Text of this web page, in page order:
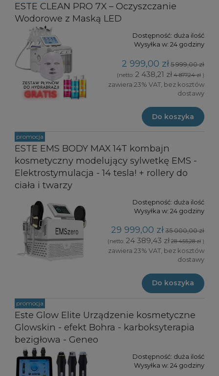
ESTE CLEAN PRO 7X – Oczyszczanie
Wodorowe z Maską LED
Dostępność: duża ilość
Wysyłka w: 24 godziny
2 999,00 zł5 999,00 zł
(netto: 2 438,21 zł 4 877,24 zł )
zawiera 23% VAT, bez kosztów
dostawy
Do koszyka
ESTE EMS BODY MAX 14T kombajn
kosmetyczny modelujący sylwetkę EMS -
Elektrostymulacja - 14 tesla! + rollery do
ciała i twarzy
Dostępność: duża ilość
Wysyłka w: 24 godziny
29 999,00 zł35 000,00 zł
(netto: 24 389,43 zł 28 455,28 zł )
zawiera 23% VAT, bez kosztów
dostawy
Do koszyka
promocja
Este Glow Elite Urządzenie kosmetyczne
Glowskin - efekt Bohra - karboksyterapia
bezigłowa - Geneo
Dostępność: duża ilość
Wysyłka w: 24 godziny
promocja